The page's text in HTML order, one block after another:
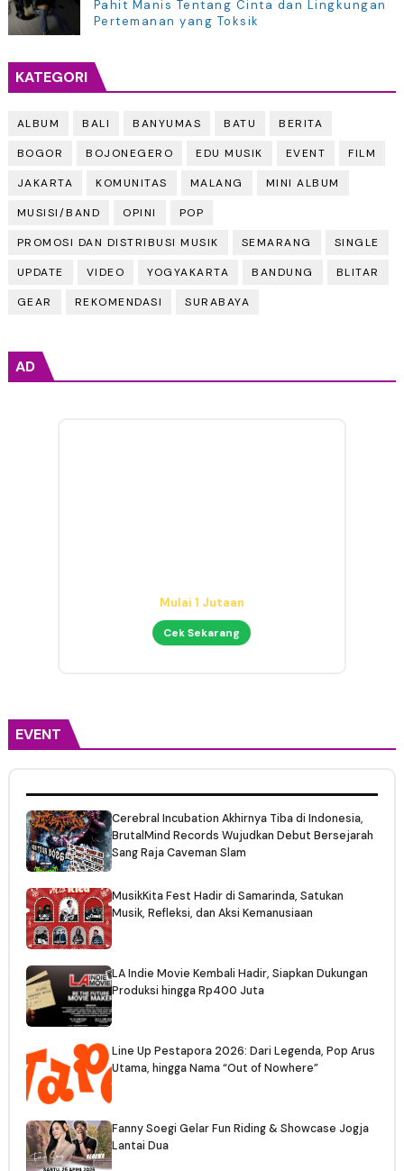
Pahit Manis Tentang Cinta dan Lingkungan
Pertemanan yang Toksik
KATEGORI
ALBUM BALI BANYUMAS BATU BERITA
BOGOR BOJONEGERO EDU MUSIK EVENT FILM
JAKARTA KOMUNITAS MALANG MINI ALBUM
MUSISI/BAND OPINI POP
PROMOSI DAN DISTRIBUSI MUSIK SEMARANG SINGLE
UPDATE VIDEO YOGYAKARTA BANDUNG BLITAR
GEAR REKOMENDASI SURABAYA
AD
Mulai 1 Jutaan
Cek Sekarang
EVENT
Cerebral Incubation Akhirnya Tiba di Indonesia,
BrutalMind Records Wujudkan Debut Bersejarah
Sang Raja Caveman Slam
MusikKita Fest Hadir di Samarinda, Satukan
Musik, Refleksi, dan Aksi Kemanusiaan
LA Indie Movie Kembali Hadir, Siapkan Dukungan
Produksi hingga Rp400 Juta
Line Up Pestapora 2026: Dari Legenda, Pop Arus
Utama, hingga Nama “Out of Nowhere”
Fanny Soegi Gelar Fun Riding & Showcase Jogja
Lantai Dua